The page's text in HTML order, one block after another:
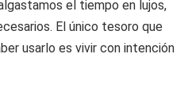
el tiempo en lujos,
El único tesoro que
usarlo es vivir con intención